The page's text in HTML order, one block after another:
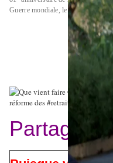
Guerre mondiale, le dimanche 17
Partager